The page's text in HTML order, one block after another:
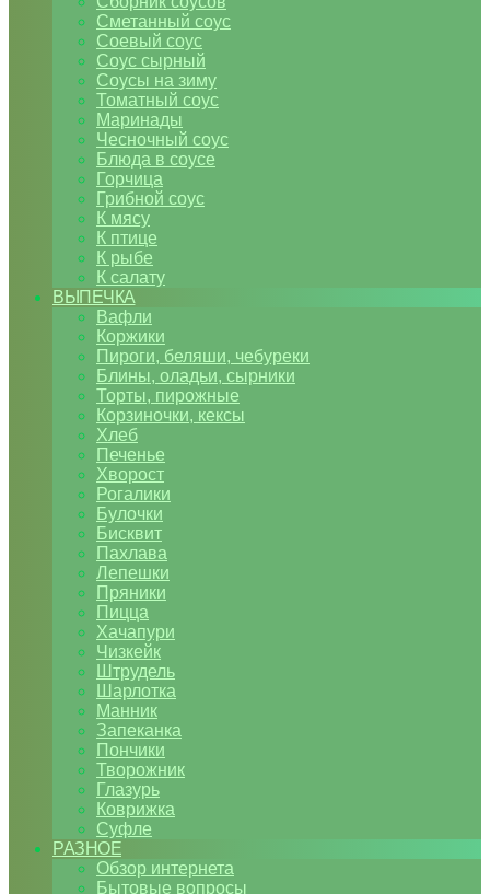
Сметанный соус
Соевый соус
Соус сырный
Соусы на зиму
Томатный соус
Маринады
Чесночный соус
Блюда в соусе
Горчица
Грибной соус
К мясу
К птице
К рыбе
К салату
ВЫПЕЧКА
Вафли
Коржики
Пироги, беляши, чебуреки
Блины, оладьи, сырники
Торты, пирожные
Корзиночки, кексы
Хлеб
Печенье
Хворост
Рогалики
Булочки
Бисквит
Пахлава
Лепешки
Пряники
Пицца
Хачапури
Чизкейк
Штрудель
Шарлотка
Манник
Запеканка
Пончики
Творожник
Глазурь
Коврижка
Суфле
РАЗНОЕ
Обзор интернета
Бытовые вопросы